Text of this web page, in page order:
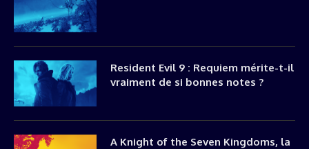
Resident Evil 9 : Requiem mérite-t-il
vraiment de si bonnes notes ?
A Knight of the Seven Kingdoms, la